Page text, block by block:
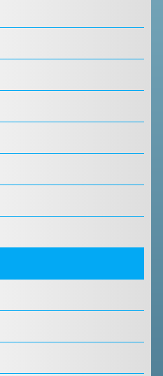
TECNICI TERRITORIALI
E TASSE